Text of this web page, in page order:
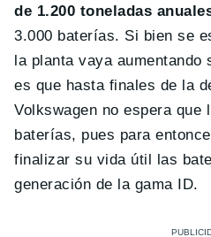
de 1.200 toneladas
3.000 baterías. Si bien se
la planta vaya aumentando
es que hasta finales de la
Volkswagen no espera que
baterías, pues para
finalizar su vida útil las
generación de la gama ID.